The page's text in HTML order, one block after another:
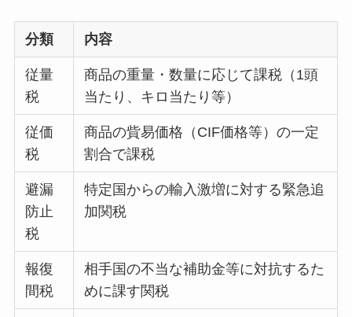
分類 内容
従量
税
商品の重量・数量に応じて課税（1頭
当たり、キロ当たり等）
従価
税
商品の貲易価格（CIF価格等）の一定
割合で課税
避漏
防止
税
特定国からの輸入激増に対する緊急追
加関税
報復
間税
相手国の不当な補助金等に対抗するた
めに課す関税